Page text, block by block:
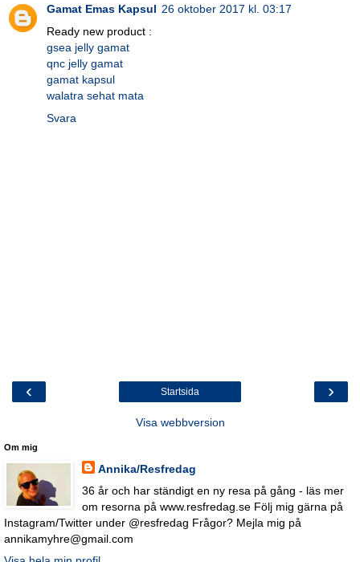
Gamat Emas Kapsul 26 oktober 2017 kl. 03:17
Ready new product :
gsea jelly gamat
qnc jelly gamat
gamat kapsul
walatra sehat mata
Svara
‹ ›
Startsida
Visa webbversion
Om mig
Annika/Resfredag
36 år och har ständigt en ny resa på gång - läs mer
om resorna på www.resfredag.se Följ mig gärna på
Instagram/Twitter under @resfredag Frågor? Mejla mig på
annikamyhre@gmail.com